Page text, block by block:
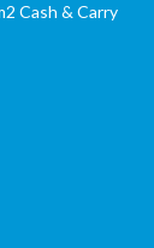
Cash & Carry